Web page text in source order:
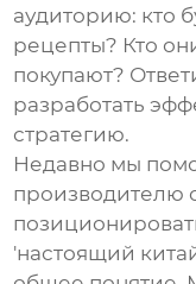
аудиторию: кто
рецепты? Кто
покупают?
разработать
стратегию.
Недавно мы
производителю
'настоящий